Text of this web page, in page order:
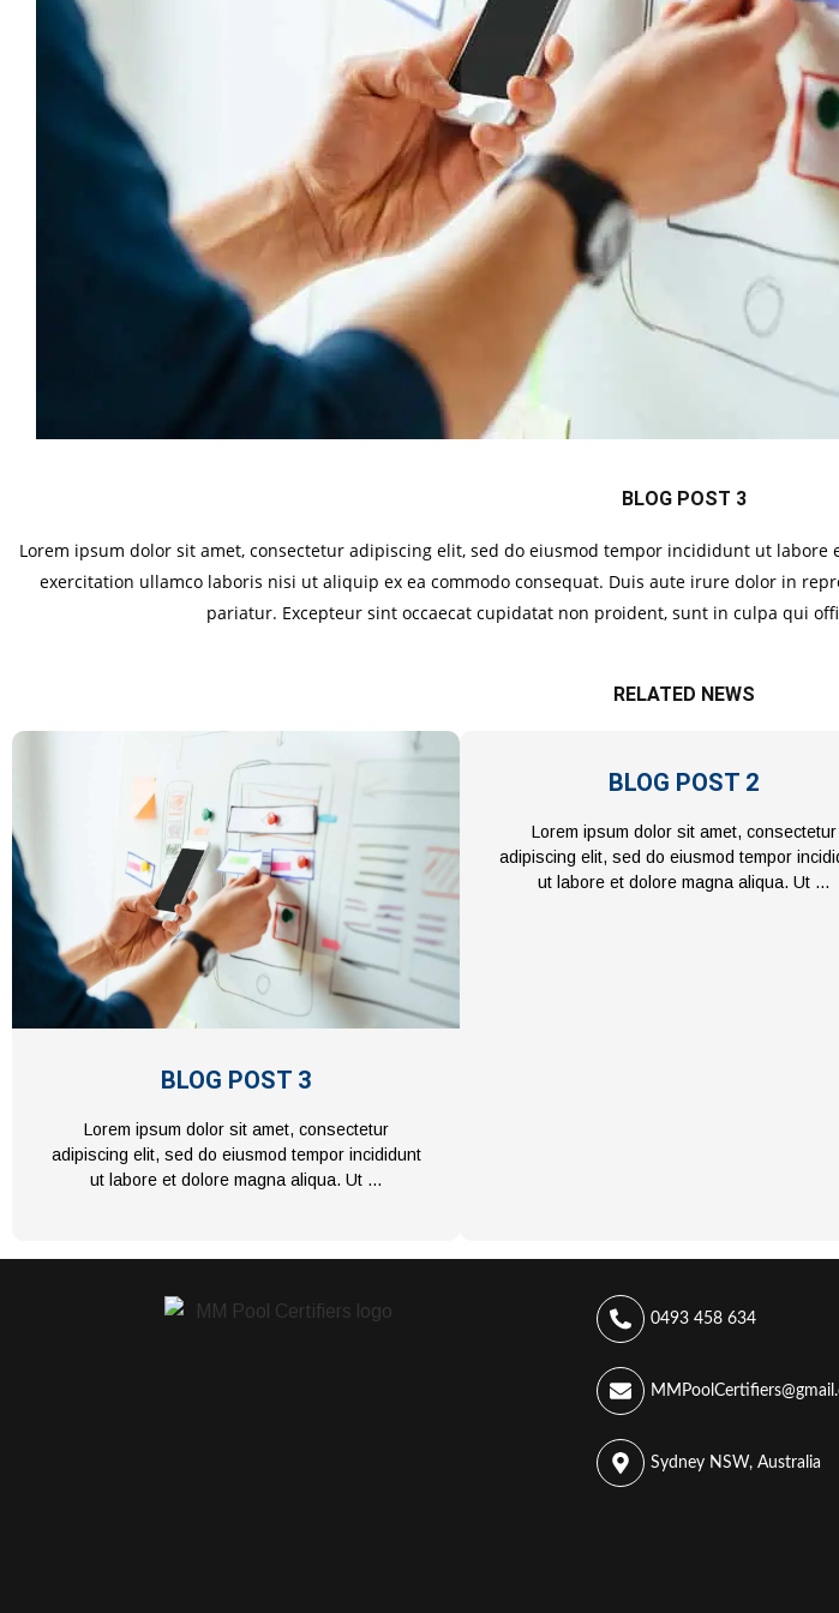
BLOG POST 3
Lorem ipsum dolor sit amet, consectetur adipiscing elit, sed do eiusmod tempor incididunt ut
exercitation ullamco laboris nisi ut aliquip ex ea commodo consequat. Duis aute irure dolor in
pariatur. Excepteur sint occaecat cupidatat non proident, sunt in culpa qui
RELATED NEWS
BLOG POST 3
Lorem ipsum dolor sit amet, consectetur
adipiscing elit, sed do eiusmod tempor incididunt
ut labore et dolore magna aliqua. Ut …
BLOG POST 2
Lorem ipsum dolor sit amet, consectetur
adipiscing elit, sed do eiusmod tempor
ut labore et dolore magna aliqua. Ut …
0493 458 634
Sydney NSW, Australia